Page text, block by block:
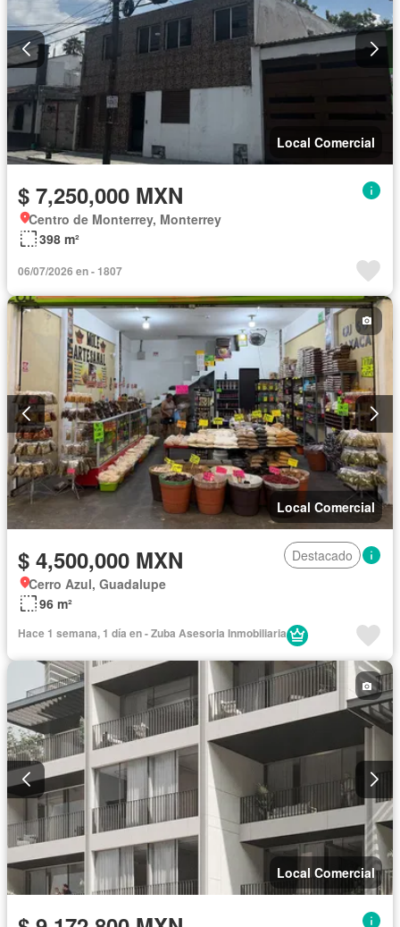
Local Comercial
$ 7,250,000 MXN
Centro de Monterrey, Monterrey
398 m²
06/07/2026 en - 1807
Local Comercial
$ 4,500,000 MXN
Destacado
Cerro Azul, Guadalupe
96 m²
Hace 1 semana, 1 día en - Zuba Asesoria Inmobiliaria
Local Comercial